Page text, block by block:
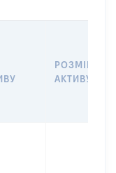
РОЗМІР
АКТИВУ